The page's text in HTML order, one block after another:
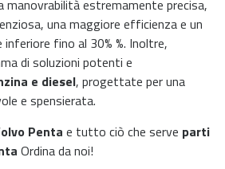
manovrabilità estremamente precisa,
una maggiore efficienza e un
fino al 30% %. Inoltre,
di soluzioni potenti e
e diesel, progettate per una
e spensierata.
Penta e tutto ciò che serve parti
Ordina da noi!